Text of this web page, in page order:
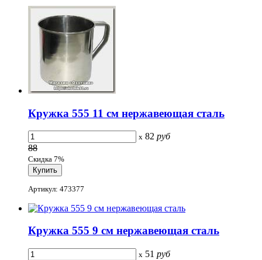
Кружка 555 11 см нержавеющая сталь
x 82 руб
88
Скидка 7%
Артикул: 473377
Кружка 555 9 см нержавеющая сталь
x 51 руб